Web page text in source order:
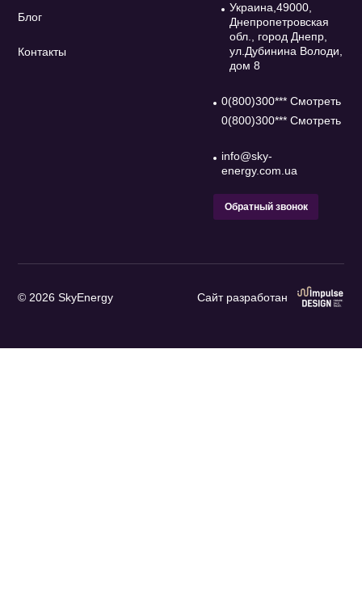
Блог
Контакты
Украина,49000,
Днепропетровская
обл., город Днепр,
ул.Дубинина Володи,
дом 8
0(800)300*** Смотреть
0(800)300*** Смотреть
info@sky-
energy.com.ua
Обратный звонок
© 2026 SkyEnergy Сайт разработан